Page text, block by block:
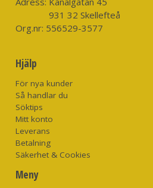
931 32 Skellefteå
Org.nr: 556529-3577
Hjälp
För nya kunder
Så handlar du
Söktips
Mitt konto
Leverans
Betalning
Säkerhet & Cookies
Meny